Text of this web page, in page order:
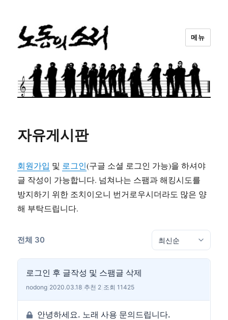
노동의소리
메뉴
자유게시판
회원가입 및 로그인(구글 소셜 로그인 가능)을 하셔야
글 작성이 가능합니다. 넘쳐나는 스팸과 해킹시도를
방지하기 위한 조치이오니 번거로우시더라도 많은 양
해 부탁드립니다.
전체 30
로그인 후 글작성 및 스팸글 삭제
nodong 2020.03.18 추천 2 조회 11425
안녕하세요. 노래 사용 문의드립니다.